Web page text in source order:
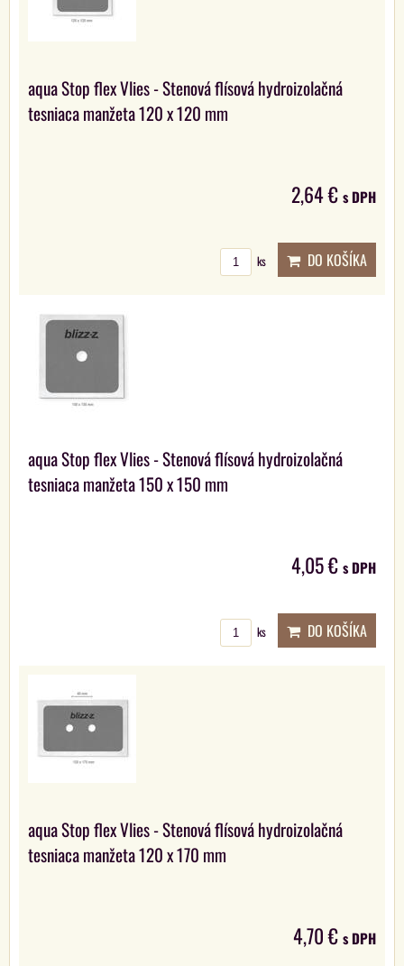
aqua Stop flex Vlies - Stenová flísová hydroizolačná
tesniaca manžeta 120 x 120 mm
2,64 € s DPH
ks DO KOŠÍKA
aqua Stop flex Vlies - Stenová flísová hydroizolačná
tesniaca manžeta 150 x 150 mm
4,05 € s DPH
ks DO KOŠÍKA
aqua Stop flex Vlies - Stenová flísová hydroizolačná
tesniaca manžeta 120 x 170 mm
4,70 € s DPH